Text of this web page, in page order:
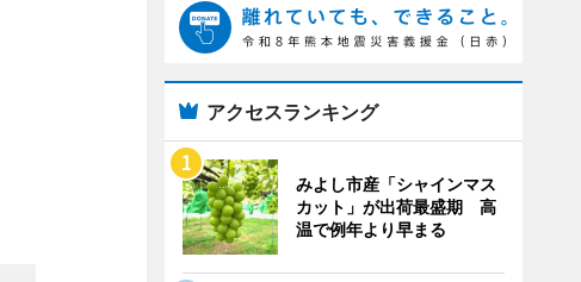
アクセスランキング
みよし市産「シャインマス
カット」が出荷最盛期 高
温で例年より早まる